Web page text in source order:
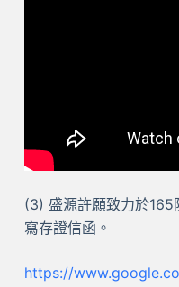
(3) 盛源許願致力於165
寫存證信函。
https://